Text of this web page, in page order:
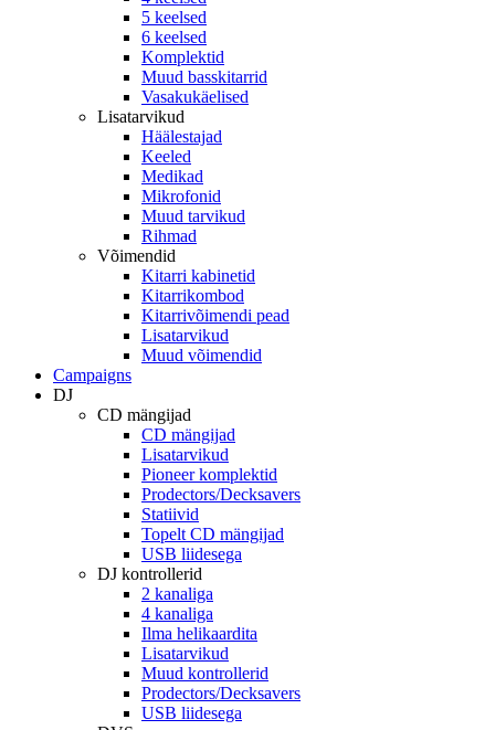
5 keelsed
6 keelsed
Komplektid
Muud basskitarrid
Vasakukäelised
Lisatarvikud
Häälestajad
Keeled
Medikad
Mikrofonid
Muud tarvikud
Rihmad
Võimendid
Kitarri kabinetid
Kitarrikombod
Kitarrivõimendi pead
Lisatarvikud
Muud võimendid
Campaigns
DJ
CD mängijad
CD mängijad
Lisatarvikud
Pioneer komplektid
Prodectors/Decksavers
Statiivid
Topelt CD mängijad
USB liidesega
DJ kontrollerid
2 kanaliga
4 kanaliga
Ilma helikaardita
Lisatarvikud
Muud kontrollerid
Prodectors/Decksavers
USB liidesega